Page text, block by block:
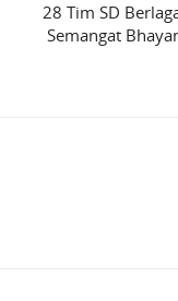
28 Tim SD
Semangat